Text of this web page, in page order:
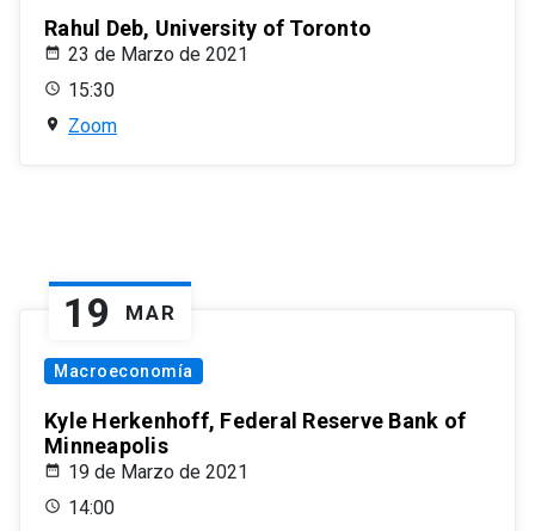
Rahul Deb, University of Toronto
23 de Marzo de 2021
15:30
Zoom
19 MAR
Macroeconomía
Kyle Herkenhoff, Federal Reserve Bank of
Minneapolis
19 de Marzo de 2021
14:00